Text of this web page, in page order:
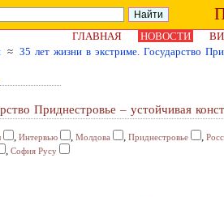
ГЛАВНАЯ
НОВОСТИ
≈ 35 лет жизни в экстриме. Государство
Приднестровье – устойчивая
, Интервью , Молдова , Приднестровье ,
, София Русу